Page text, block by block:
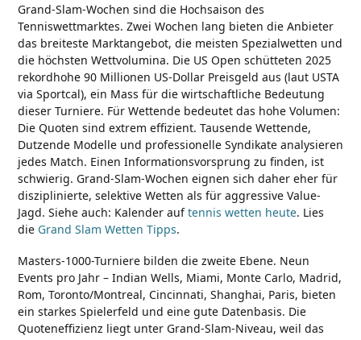
Grand-Slam-Wochen sind die Hochsaison des
Tenniswettmarktes. Zwei Wochen lang bieten die Anbieter
das breiteste Marktangebot, die meisten Spezialwetten und
die höchsten Wettvolumina. Die US Open schütteten 2025
rekordhohe 90 Millionen US-Dollar Preisgeld aus (laut USTA
via Sportcal), ein Mass für die wirtschaftliche Bedeutung
dieser Turniere. Für Wettende bedeutet das hohe Volumen:
Die Quoten sind extrem effizient. Tausende Wettende,
Dutzende Modelle und professionelle Syndikate analysieren
jedes Match. Einen Informationsvorsprung zu finden, ist
schwierig. Grand-Slam-Wochen eignen sich daher eher für
disziplinierte, selektive Wetten als für aggressive Value-
Jagd. Siehe auch: Kalender auftennis wetten heute. Lies
die Grand Slam Wetten Tipps.
Masters-1000-Turniere bilden die zweite Ebene. Neun
Events pro Jahr – Indian Wells, Miami, Monte Carlo, Madrid,
Rom, Toronto/Montreal, Cincinnati, Shanghai, Paris, bieten
ein starkes Spielerfeld und eine gute Datenbasis. Die
Quoteneffizienz liegt unter Grand-Slam-Niveau, weil das